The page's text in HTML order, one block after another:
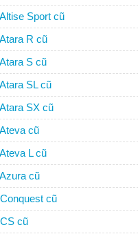
Sport cũ
R cũ
S cũ
SL cũ
SX cũ
cũ
L cũ
cũ
cũ
cũ